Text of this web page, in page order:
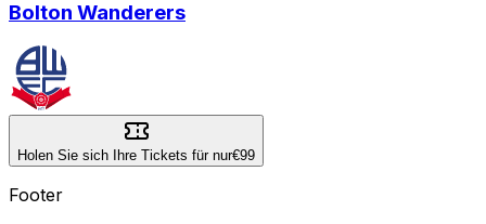
Bolton Wanderers
Holen Sie sich Ihre Tickets für nur€99
Footer